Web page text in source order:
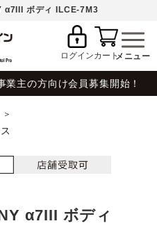
α7III ボディ ILCE-7M3
ログインカート
主の方向け会員募集開始！
α7III ボディ